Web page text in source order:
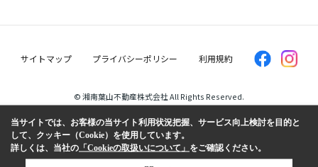
サイトマップ プライバシーポリシー 利用規約
© 湘南葉山不動産株式会社 All Rights Reserved.
当サイトでは、お客様の当サイト利用状況把握、サービス向上検討を目的と
して、クッキー（Cookie）を使用しています。
詳しくは、当社の 「Cookieの取扱いについて」 をご確認ください。